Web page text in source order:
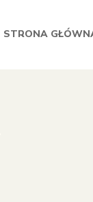
STRONA